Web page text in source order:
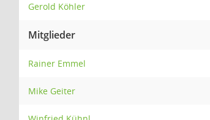
Gerold Köhler
Mitglieder
Rainer Emmel
Mike Geiter